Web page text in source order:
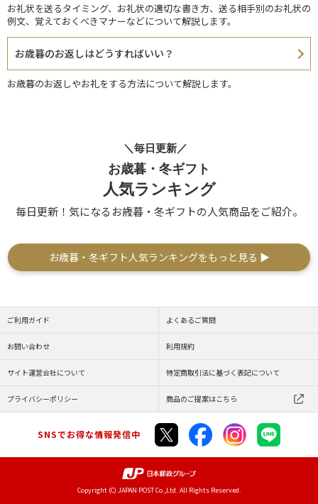
お礼状を送るタイミング、お礼状の適切な書き方、送る相手別のお礼状の
例文、覚えておくべきマナーなどについて解説します。
お歳暮のお返しはどうすればいい？
お歳暮のお返しやお礼をする方法について解説します。
＼毎日更新／
お歳暮・冬ギフト
人気ランキング
毎日更新！気になるお歳暮・冬ギフトの人気商品をご紹介。
お歳暮・冬ギフト人気ランキングをもっと見る ▶
ご利用ガイド よくあるご質問
お問い合わせ 利用規約
サイト運営会社について 特定商取引法に基づく表記について
プライバシーポリシー 商品のご提案はこちら
SNSでお得な情報発信中
Copyright (C) JAPAN POST Co.,Ltd. All Rights Reserved.